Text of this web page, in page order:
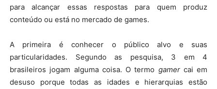
para alcançar essas respostas para quem produz
conteúdo ou está no mercado de games.
A primeira é conhecer o público alvo e suas
particularidades. Segundo as pesquisa, 3 em 4
brasileiros jogam alguma coisa. O termo gamercai em
desuso porque todas as idades e hierarquias estão